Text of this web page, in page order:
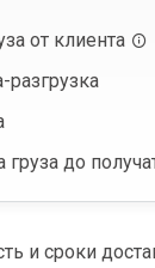
от клиента
разгрузка
груза до
и сроки